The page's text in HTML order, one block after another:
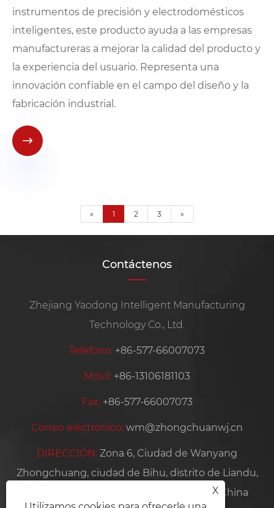
instrumentos de precisión y electrodomésticos
inteligentes, este producto ayuda a las empresas
manufactureras a mejorar la calidad del producto y
la experiencia del usuario. Representa una
innovación confiable en el campo del diseño y la
fabricación industrial.

« 1 2 3 »
Contáctenos
Zhejiang Yaodong Intelligent Manufacturing
Technology Co., Ltd.
Teléfono: +86-577-66007073
Móvil: +86-13106181103
Fax: +86-577-66007073
Correo electrónico: wm@zhongchuanwj.cn
DIRECCIÓN: Zona 6, Ciudad de Wanyang
Zhongchuang, ciudad de Bihu, distrito de Liandu,
ciudad de Lishui, provincia de Zhejiang, China
X